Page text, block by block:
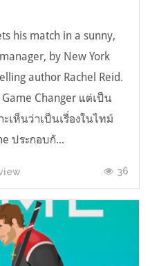
his match in a sunny,
by New York
author Rachel Reid.
Changer แต่เป็น
เห็นว่าเป็นเรื่องในไทม์
ประกอบกั...
36